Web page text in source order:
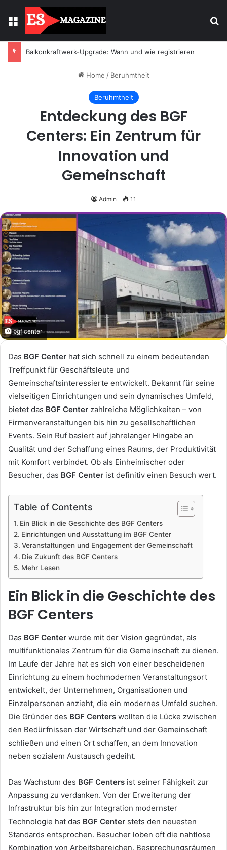
Menu
Balkonkraftwerk-Upgrade: Wann und wie registrieren
Home / Beruhmtheit
Beruhmtheit
Entdeckung des BGF
Centers: Ein Zentrum für
Innovation und
Gemeinschaft
Admin 11
bgf center
Das BGF Center hat sich schnell zu einem bedeutenden
Treffpunkt für Geschäftsleute und
Gemeinschaftsinteressierte entwickelt. Bekannt für seine
vielseitigen Einrichtungen und sein dynamisches Umfeld,
bietet das BGF Center zahlreiche Möglichkeiten – von
Firmenveranstaltungen bis hin zu gesellschaftlichen
Events. Sein Ruf basiert auf jahrelanger Hingabe an
Qualität und der Schaffung eines Raums, der Produktivität
mit Komfort verbindet. Ob als Einheimischer oder
Besucher, das BGF Center ist definitiv einen Besuch wert.
Table of Contents
Ein Blick in die Geschichte des BGF Centers
Einrichtungen und Ausstattung im BGF Center
Veranstaltungen und Engagement der Gemeinschaft
Die Zukunft des BGF Centers
Mehr Lesen
Ein Blick in die Geschichte des
BGF Centers
Das BGF Center wurde mit der Vision gegründet, als
multifunktionales Zentrum für die Gemeinschaft zu dienen.
Im Laufe der Jahre hat es sich von einer bescheidenen
Einrichtung zu einem hochmodernen Veranstaltungsort
entwickelt, der Unternehmen, Organisationen und
Einzelpersonen anzieht, die ein modernes Umfeld suchen.
Die Gründer des BGF Centers wollten die Lücke zwischen
den Bedürfnissen der Wirtschaft und der Gemeinschaft
schließen und einen Ort schaffen, an dem Innovation
neben sozialem Austausch gedeiht.
Das Wachstum des BGF Centers ist seiner Fähigkeit zur
Anpassung zu verdanken. Von der Erweiterung der
Infrastruktur bis hin zur Integration modernster
Technologie hat das BGF Center stets den neuesten
Standards entsprochen. Besucher loben oft die nahtlose
Kombination von Arbeitsbereichen, Besprechungsräumen